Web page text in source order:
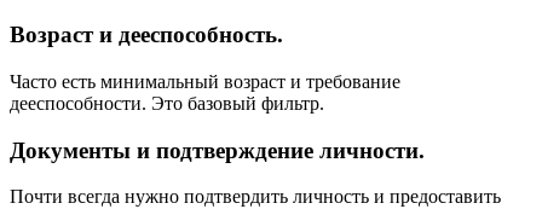
Возраст и дееспособность.
Часто есть минимальный возраст и требование
дееспособности. Это базовый фильтр.
Документы и подтверждение личности.
Почти всегда нужно подтвердить личность и предоставить